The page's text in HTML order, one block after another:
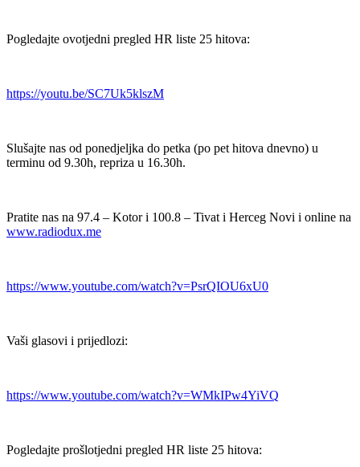
Pogledajte ovotjedni pregled HR liste 25 hitova:
https://youtu.be/SC7Uk5klszM
Slušajte nas od ponedjeljka do petka (po pet hitova dnevno) u
terminu od 9.30h, repriza u 16.30h.
Pratite nas na 97.4 – Kotor i 100.8 – Tivat i Herceg Novi i online na
www.radiodux.me
https://www.youtube.com/watch?v=PsrQIOU6xU0
Vaši glasovi i prijedlozi:
https://www.youtube.com/watch?v=WMkIPw4YiVQ
Pogledajte prošlotjedni pregled HR liste 25 hitova: